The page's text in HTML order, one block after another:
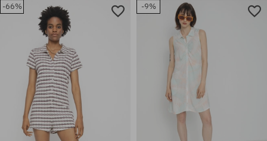
Dostupné veľkosti:
Dostupné veľkosti:
-66% -9%